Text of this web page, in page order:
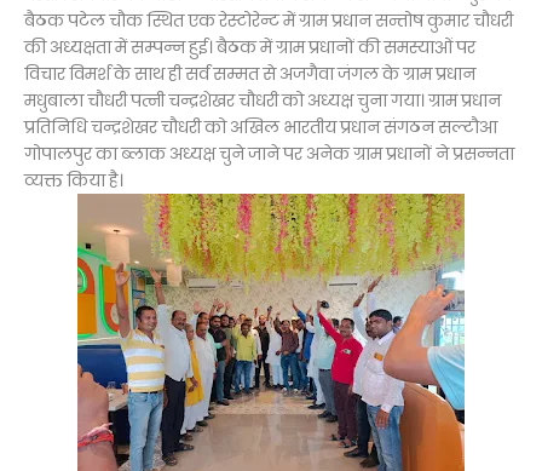
बैठक पटेल चौक स्थित एक रेस्टोरेन्ट में ग्राम प्रधान सन्तोष कुमार चौधरी
की अध्यक्षता में सम्पन्न हुई। बैठक में ग्राम प्रधानों की समस्याओं पर
विचार विमर्श के साथ ही सर्व सम्मत से अजगैवा जंगल के ग्राम प्रधान
मधुबाला चौधरी पत्नी चन्द्रशेखर चौधरी को अध्यक्ष चुना गया। ग्राम प्रधान
प्रतिनिधि चन्द्रशेखर चौधरी को अखिल भारतीय प्रधान संगठन सल्टौआ
गोपालपुर का ब्लाक अध्यक्ष चुने जाने पर अनेक ग्राम प्रधानों ने प्रसन्नता
व्यक्त किया है।